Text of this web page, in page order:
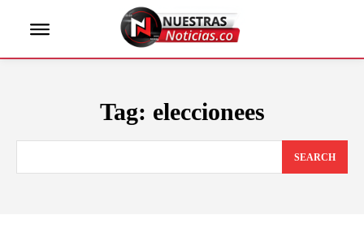
Tag: eleccionees
SEARCH